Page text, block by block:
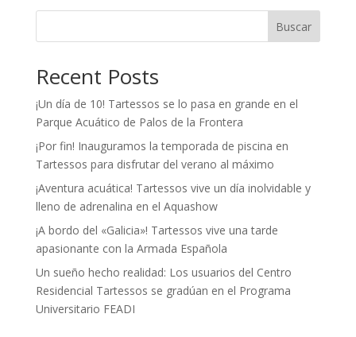
Buscar
Recent Posts
¡Un día de 10! Tartessos se lo pasa en grande en el
Parque Acuático de Palos de la Frontera
¡Por fin! Inauguramos la temporada de piscina en
Tartessos para disfrutar del verano al máximo
¡Aventura acuática! Tartessos vive un día inolvidable y
lleno de adrenalina en el Aquashow
¡A bordo del «Galicia»! Tartessos vive una tarde
apasionante con la Armada Española
Un sueño hecho realidad: Los usuarios del Centro
Residencial Tartessos se gradúan en el Programa
Universitario FEADI